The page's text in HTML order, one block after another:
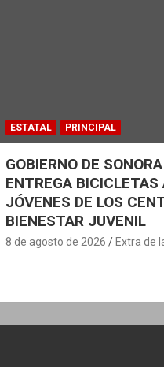
ESTATAL PRINCIPAL
GOBIERNO DE SONORA
ENTREGA BICICLETAS
JÓVENES DE LOS
BIENESTAR JUVENIL
8 de agosto de 2026 Extra de